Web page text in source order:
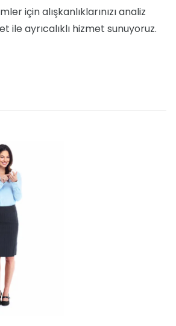
için alışkanlıklarınızı analiz
ile ayrıcalıklı hizmet sunuyoruz.